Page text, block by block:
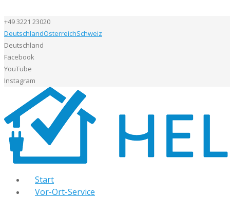
+49 3221 23020
DeutschlandÖsterreichSchweiz
Deutschland
Facebook
YouTube
Instagram
Start
Vor-Ort-Service